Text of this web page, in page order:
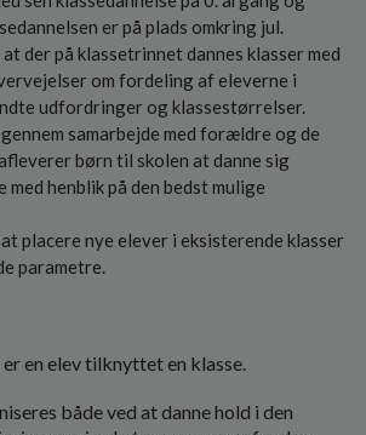
er på plads omkring jul.
der på klassetrinnet dannes klasser med
om fordeling af eleverne i
udfordringer og klassestørrelser.
samarbejde med forældre og de
børn til skolen at danne sig
henblik på den bedst mulige
placere nye elever i eksisterende klasser
parametre.
en elev tilknyttet en klasse.
både ved at danne hold i den